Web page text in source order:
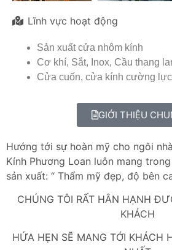
Lĩnh vực hoạt động
Sản xuất cửa nhôm kính
Cơ khí, Sắt, Inox, Cầu thang
Cửa cuốn, cửa kính cường lực
GIỚI THIỆU
Hướng tới sự hoàn mỹ cho ngôi
Kính Phương Loan luôn mang trong
sản xuất: “ Thẩm mỹ đẹp, độ bên
CHÚNG TÔI RẤT HÂN HẠNH
KHÁCH
HỨA HẸN SẼ MANG TỚI KHÁCH